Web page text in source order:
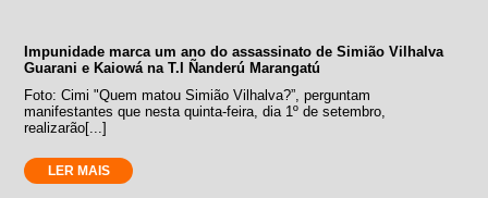
Impunidade marca um ano do assassinato de Simião Vilhalva
Guarani e Kaiowá na T.I Ñanderú Marangatú
Foto: Cimi "Quem matou Simião Vilhalva?”, perguntam
manifestantes que nesta quinta-feira, dia 1º de setembro,
realizarão[...]
LER MAIS